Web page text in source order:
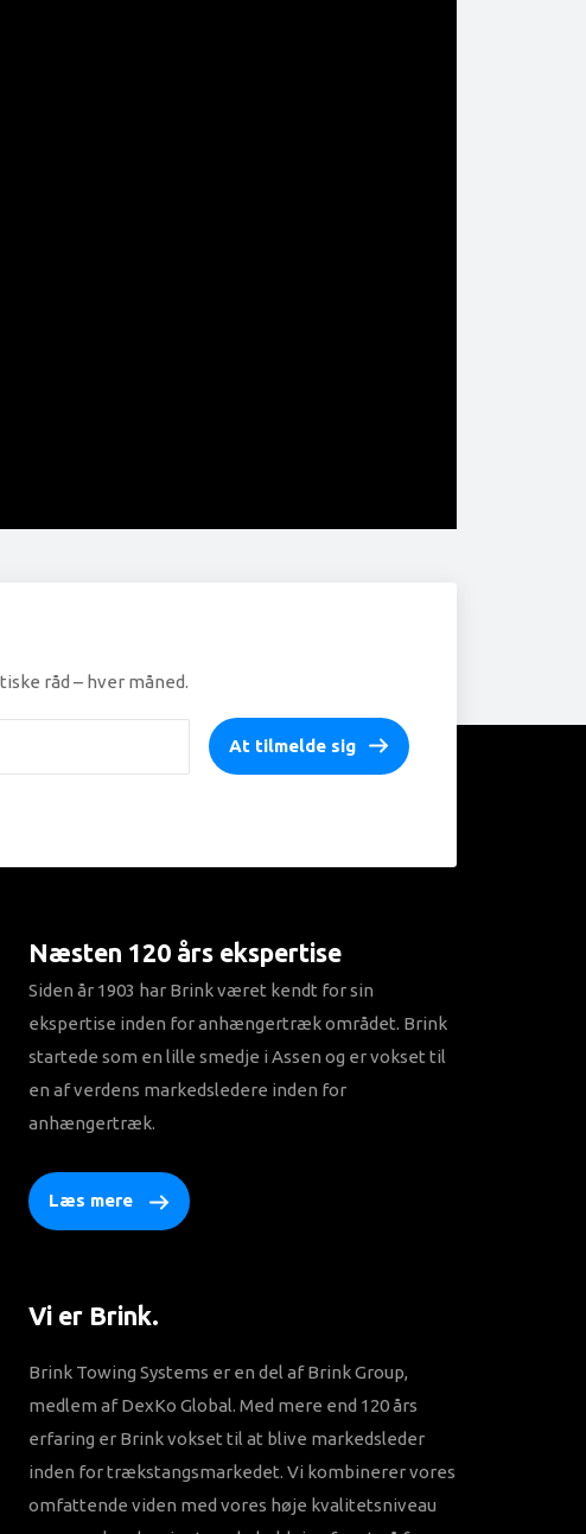
råd – hver måned.
At tilmelde sig
Næsten 120 års ekspertise
Siden år 1903 har Brink været kendt for sin
ekspertise inden for anhængertræk området. Brink
startede som en lille smedje i Assen og er vokset til
en af ​​verdens markedsledere inden for
anhængertræk.
Læs mere
Vi er Brink.
Brink Towing Systems er en del af Brink Group,
medlem af DexKo Global. Med mere end 120 års
erfaring er Brink vokset til at blive markedsleder
inden for trækstangsmarkedet. Vi kombinerer vores
omfattende viden med vores høje kvalitetsniveau